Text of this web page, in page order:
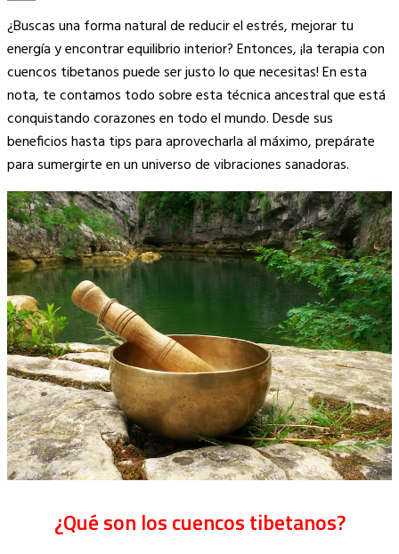
Copy
Link
¿Buscas una forma natural de reducir el estrés, mejorar tu
energía y encontrar equilibrio interior? Entonces, ¡la terapia con
cuencos tibetanos puede ser justo lo que necesitas! En esta
nota, te contamos todo sobre esta técnica ancestral que está
conquistando corazones en todo el mundo. Desde sus
beneficios hasta tips para aprovecharla al máximo, prepárate
para sumergirte en un universo de vibraciones sanadoras.
¿Qué son los cuencos tibetanos?